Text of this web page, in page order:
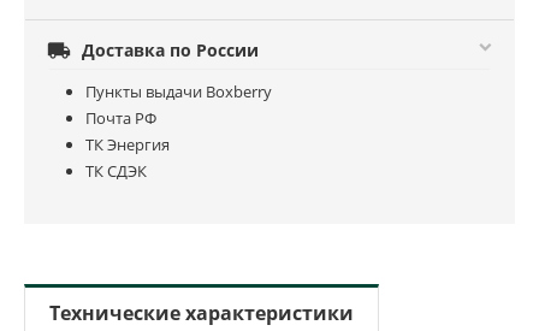
 Доставка по России
Пункты выдачи Boxberry
Почта РФ
ТК Энергия
ТК СДЭК
Технические характеристики